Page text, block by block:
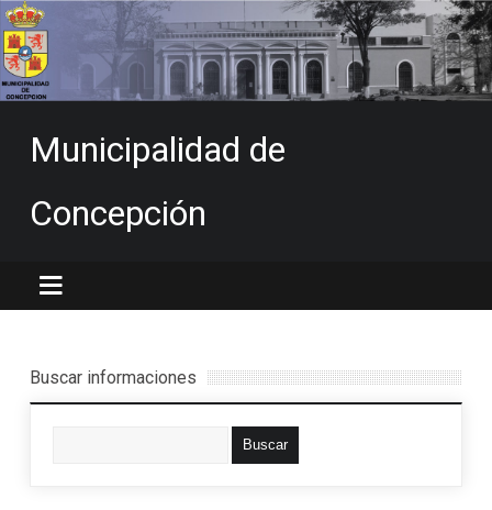
Municipalidad de
Concepción
Buscar informaciones